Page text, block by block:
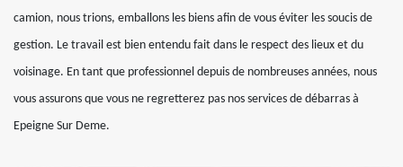
camion, nous trions, emballons les biens afin de vous éviter les soucis de
gestion. Le travail est bien entendu fait dans le respect des lieux et du
voisinage. En tant que professionnel depuis de nombreuses années, nous
vous assurons que vous ne regretterez pas nos services de débarras à
Epeigne Sur Deme.